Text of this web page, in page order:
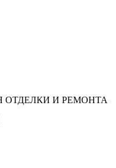
ОТДЕЛКИ И РЕМОНТА